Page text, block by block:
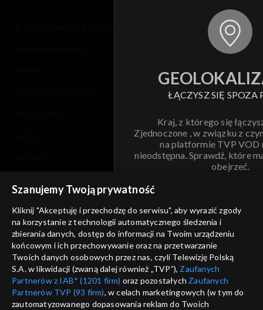
ŁĄCZYSZ SIĘ SPOZA
Kraj, z którego się
Zjednoczone , w związku z
na platformie TVP VOD
nieodstępna. Sprawdź, które
obejrzeć.
ANULUJ
informacje o dostawcy usług
Szanujemy Twoją prywatność
Kliknij "Akceptuję i przechodzę do serwisu", aby wyrazić zgody
na korzystanie z technologii automatycznego śledzenia i
zbierania danych, dostęp do informacji na Twoim urządzeniu
końcowym i ich przechowywanie oraz na przetwarzanie
Twoich danych osobowych przez nas, czyli Telewizję Polską
S.A. w likwidacji (zwaną dalej również „TVP”), Zaufanych
Partnerów z IAB* (1201 firm) oraz pozostałych Zaufanych
Partnerów TVP (93 firm), w celach marketingowych (w tym do
zautomatyzowanego dopasowania reklam do Twoich